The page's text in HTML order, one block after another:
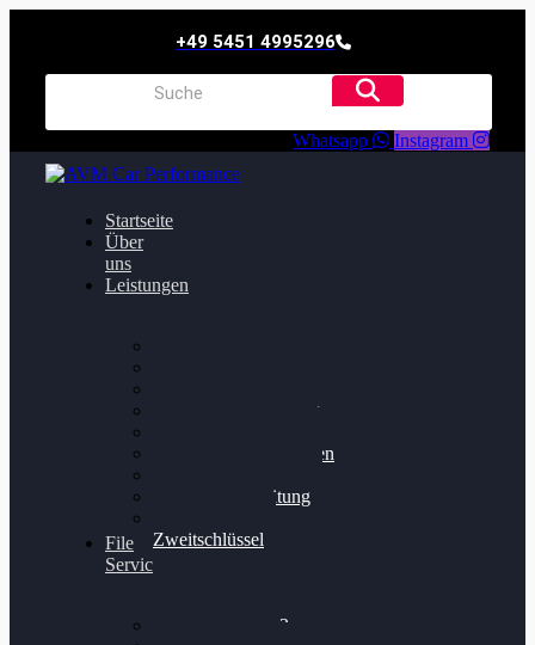
+49 5451 4995296
Whatsapp Instagram
Startseite
Über
uns
Leistungen
Getriebeoptimierung
Bremsscheiben planen
Felgenaufbereitung
Zweitschlüssel
File
Service
Alientech Kess3